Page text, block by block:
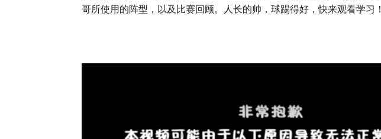
哥所使用的阵型，以及比赛回顾。人长的帅，球踢得好，快来观看学习！